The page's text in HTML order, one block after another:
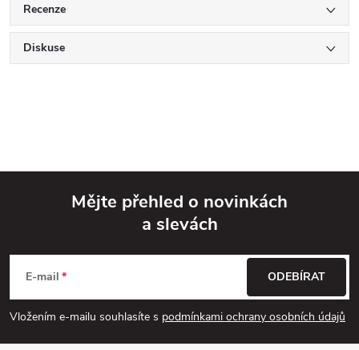
Recenze
Diskuse
p
Mějte přehled o novinkách
a slevách
E-mail
Vložením e-mailu souhlasíte s podmínkami ochrany osobních údajů
ODEBÍRAT